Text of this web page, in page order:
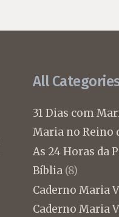
All
31 Dias com
Maria no Reino
As 24 Horas da
Bíblia(8)
Caderno Maria
Caderno Maria